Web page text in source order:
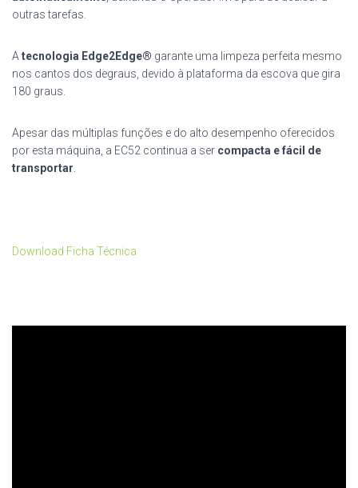
outras tarefas.
A tecnologia Edge2Edge® garante uma limpeza perfeita mesmo
nos cantos dos degraus, devido à plataforma da escova que gira
180 graus.
Apesar das múltiplas funções e do alto desempenho oferecidos
por esta máquina, a EC52 continua a ser compacta e fácil de
transportar
Download Ficha Técnica